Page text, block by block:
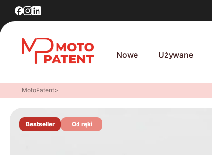
Nowe Używane
MotoPatent>
Bestseller Od ręki